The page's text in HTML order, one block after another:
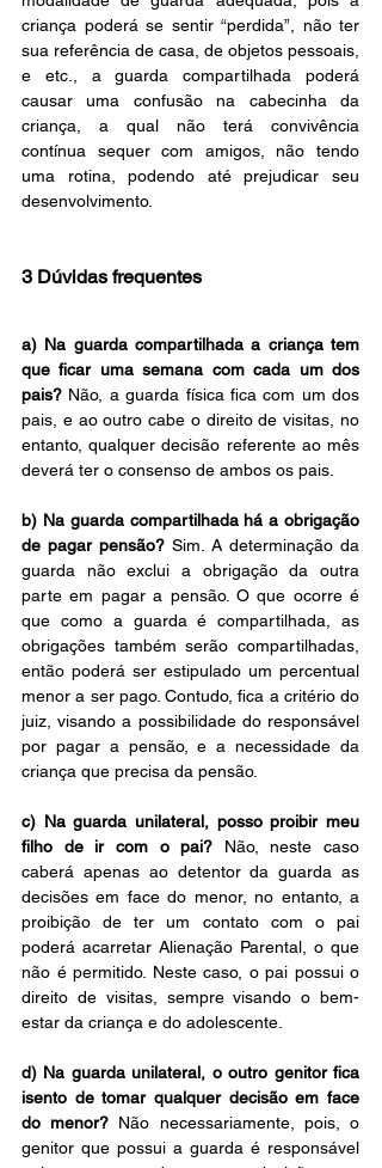
criança poderá se sentir “perdida”, não ter
sua referência de casa, de objetos pessoais,
e etc., a guarda compartilhada poderá
causar uma confusão na cabecinha da
criança, a qual não terá convivência
contínua sequer com amigos, não tendo
uma rotina, podendo até prejudicar seu
desenvolvimento.
3 Dúvidas frequentes
a) Na guarda compartilhada a criança tem
que ficar uma semana com cada um dos
pais? Não, a guarda física fica com um dos
pais, e ao outro cabe o direito de visitas, no
entanto, qualquer decisão referente ao mês
deverá ter o consenso de ambos os pais.
b) Na guarda compartilhada há a obrigação
de pagar pensão? Sim. A determinação da
guarda não exclui a obrigação da outra
parte em pagar a pensão. O que ocorre é
que como a guarda é compartilhada, as
obrigações também serão compartilhadas,
então poderá ser estipulado um percentual
menor a ser pago. Contudo, fica a critério do
juiz, visando a possibilidade do responsável
por pagar a pensão, e a necessidade da
criança que precisa da pensão.
c) Na guarda unilateral, posso proibir meu
filho de ir com o pai? Não, neste caso
caberá apenas ao detentor da guarda as
decisões em face do menor, no entanto, a
proibição de ter um contato com o pai
poderá acarretar Alienação Parental, o que
não é permitido. Neste caso, o pai possui o
direito de visitas, sempre visando o bem-
estar da criança e do adolescente.
d) Na guarda unilateral, o outro genitor fica
isento de tomar qualquer decisão em face
do menor? Não necessariamente, pois, o
genitor que possui a guarda é responsável